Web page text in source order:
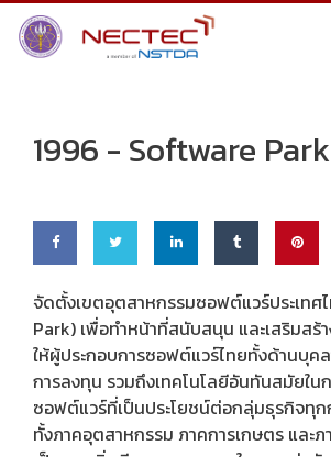
Skip
1996 - Software Park
Share
on
Faceb
ook
on
r
on
Linke
dIn
on
Tumbl
r
this
จัดตั้งเขตอุตสาหกรรมซอฟต์แวร์ประเทศ
Park) เพื่อทำหน้าที่สนับสนุน และเสริมสร้
ให้ผู้ประกอบการซอฟต์แวร์ไทยทั้งด้านบุค
การลงทุน รวมถึงเทคโนโลยีอันทันสมัยใ
ซอฟต์แวร์ที่เป็นประโยชน์ต่อกลุ่มธุรกิจทุก
ทั้งภาคอุตสาหกรรม ภาคการเกษตร และภ